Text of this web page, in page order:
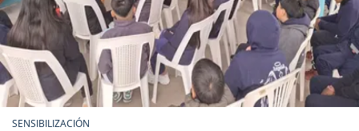
SENSIBILIZACIÓN